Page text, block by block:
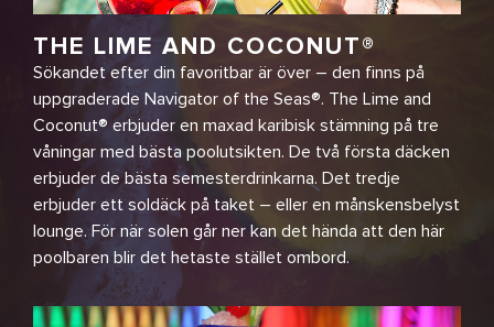
THE LIME AND COCONUT®
Sökandet efter din favoritbar är över – den finns på
uppgraderade Navigator of the Seas®. The Lime and
Coconut® erbjuder en maxad karibisk stämning på tre
våningar med bästa poolutsikten. De två första däcken
erbjuder de bästa semesterdrinkarna. Det tredje
erbjuder ett soldäck på taket – eller en månskensbelyst
lounge. För när solen går ner kan det hända att den här
poolbaren blir det hetaste stället ombord.